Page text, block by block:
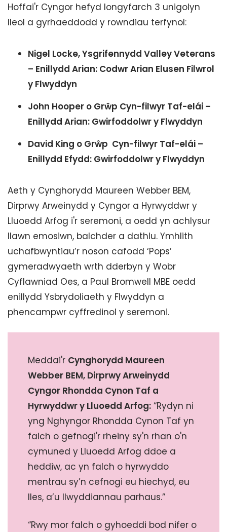
Hoffai'r Cyngor hefyd longyfarch 3 unigolyn
lleol a gyrhaeddodd y rowndiau terfynol:
Nigel Locke, Ysgrifennydd Valley Veterans
– Enillydd Arian: Codwr Arian Elusen Filwrol
y Flwyddyn
John Hooper o Grŵp Cyn-filwyr Taf-elái –
Enillydd Arian: Gwirfoddolwr y Flwyddyn
David King o Grŵp Cyn-filwyr Taf-elái –
Enillydd Efydd: Gwirfoddolwr y Flwyddyn
Aeth y Cynghorydd Maureen Webber BEM,
Dirprwy Arweinydd y Cyngor a Hyrwyddwr y
Lluoedd Arfog i'r seremoni, a oedd yn achlysur
llawn emosiwn, balchder a dathlu. Ymhlith
uchafbwyntiau’r noson cafodd ‘Pops’
gymeradwyaeth wrth dderbyn y Wobr
Cyflawniad Oes, a Paul Bromwell MBE oedd
enillydd Ysbrydoliaeth y Flwyddyn a
phencampwr cyffredinol y seremoni.
Meddai'r Cynghorydd Maureen
Webber BEM, Dirprwy Arweinydd
Cyngor Rhondda Cynon Taf a
Hyrwyddwr y Lluoedd Arfog: “Rydyn ni
yng Nghyngor Rhondda Cynon Taf yn
falch o gefnogi'r rheiny sy'n rhan o'n
cymuned y Lluoedd Arfog ddoe a
heddiw, ac yn falch o hyrwyddo
mentrau sy’n cefnogi eu hiechyd, eu
lles, a’u llwyddiannau parhaus.”
“Rwy mor falch o gyhoeddi bod nifer o